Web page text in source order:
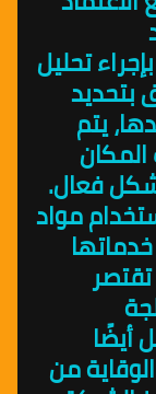
تحليل
بتحديد
يتم
فعال.
مواد
تقتصر
أيضًا
من